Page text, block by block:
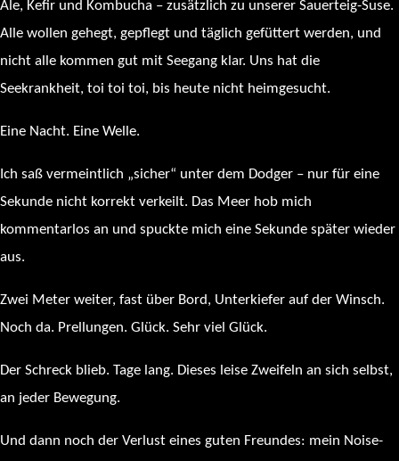
Ale, Kefir und Kombucha – zusätzlich zu unserer Sauerteig-Suse.
Alle wollen gehegt, gepflegt und täglich gefüttert werden, und
nicht alle kommen gut mit Seegang klar. Uns hat die
Seekrankheit, toi toi toi, bis heute nicht heimgesucht.
Eine Nacht. Eine Welle.
Ich saß vermeintlich „sicher“ unter dem Dodger – nur für eine
Sekunde nicht korrekt verkeilt. Das Meer hob mich
kommentarlos an und spuckte mich eine Sekunde später wieder
aus.
Zwei Meter weiter, fast über Bord, Unterkiefer auf der Winsch.
Noch da. Prellungen. Glück. Sehr viel Glück.
Der Schreck blieb. Tage lang. Dieses leise Zweifeln an sich selbst,
an jeder Bewegung.
Und dann noch der Verlust eines guten Freundes: mein Noise-